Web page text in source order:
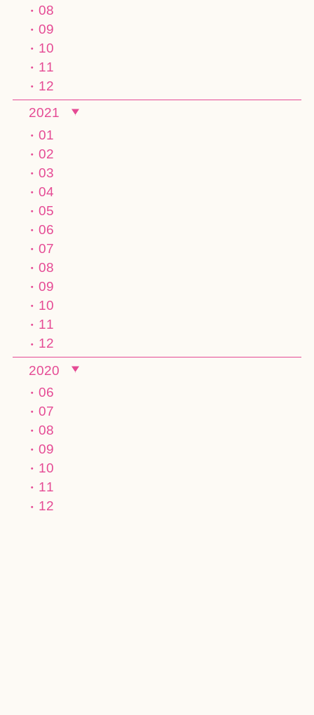
08
09
10
11
12
2021
01
02
03
04
05
06
07
08
09
10
11
12
2020
06
07
08
09
10
11
12